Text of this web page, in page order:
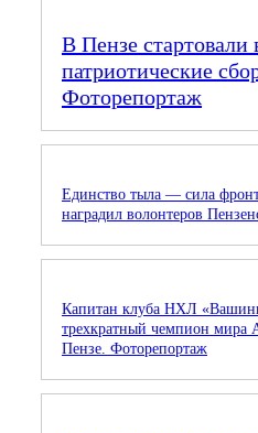
В Пензе стартовали
патриотические
Фоторепортаж
Единство тыла — сила
наградил волонтеров
Капитан клуба НХЛ
трехкратный чемпион мира
Пензе. Фоторепортаж